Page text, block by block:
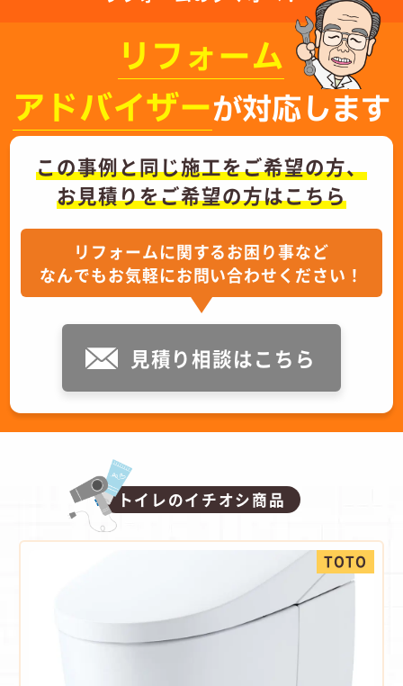
リフォーム
アドバイザーが対応します
この事例と同じ施工をご希望の方、
お見積りをご希望の方はこちら
リフォームに関するお困り事など
なんでもお気軽にお問い合わせください！
見積り相談はこちら
トイレのイチオシ商品
TOTO